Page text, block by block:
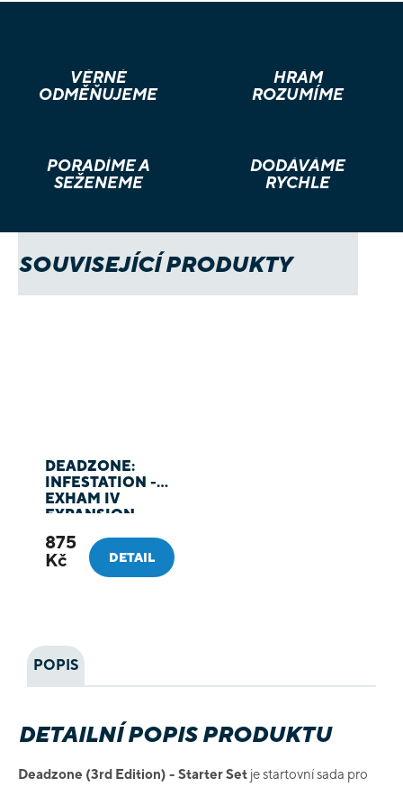
VĚRNÉ
ODMĚŇUJEME
HRÁM
ROZUMÍME
PORADÍME A
SEŽENEME
DODÁVÁME
RYCHLE
SOUVISEJÍCÍ PRODUKTY
DEADZONE:
INFESTATION -
EXHAM IV
EXPANSION
875
Kč
DETAIL
POPIS
DETAILNÍ POPIS PRODUKTU
Deadzone (3rd Edition) - Starter Set je startovní sada pro